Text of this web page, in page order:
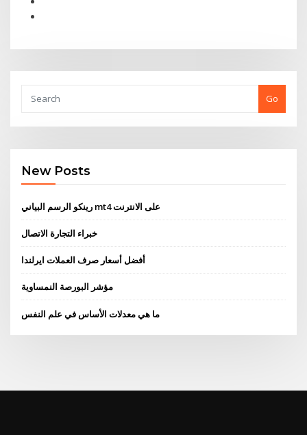
Go
New Posts
رينكو الرسم البياني mt4 على الانترنت
خبراء التجارة الاتصال
أفضل أسعار صرف العملات ايرلندا
مؤشر البورصة النمساوية
ما هي معدلات الأساس في علم النفس